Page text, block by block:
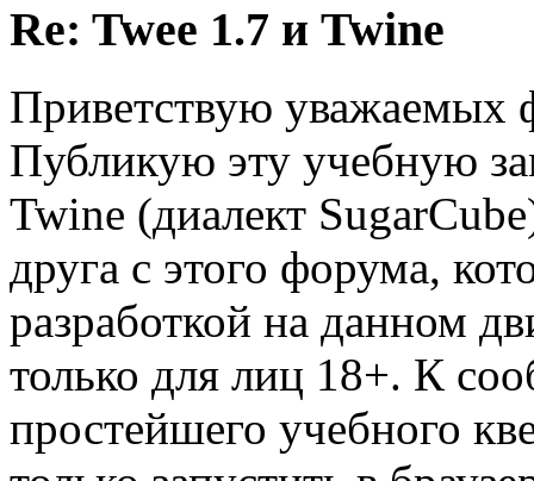
Re: Twee 1.7 и Twine
Приветствую уважаемых
Публикую эту учебную
Twine (диалект
друга с этого форума,
разработкой на данном
только для лиц 18+. К
простейшего учебного